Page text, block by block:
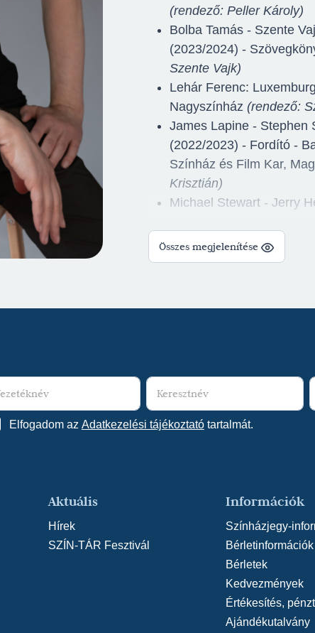
(rendező: Peller Károly)
Bolba Tamás - Szente
(2023/2024) -
Szente Vajk)
Lehár Ferenc:
Nagyszínház (rendező:
James Lapine - Stephen
(2022/2023) - Fordító -
Színház és Film Kar,
Krisztián)
Michael Stewart - Jerry
Társulat (rendező: Sorin
Kálmán Imre - Julius
Nagyszínház(rendező:
William Shakespeare:
Nagyszínház(rendező:
Dohnányi Ernő: Simona
Gregg Opelka: C'est La
Kamaraszínház
Dolly Parton - Patricia
Nyíregyházi Móricz
Peter Stone - Maury
Szabadtéri Játékok
Agatha Christie: ... és
Összes megjelenítése
Elfogadom az Adatkezelési tájékoztató tartalmát.
Aktuális
Hírek
SZÍN-TÁR Fesztivál
Információk
Színházjegy-
Bérletinformációk
Bérletek
Kedvezmények
Értékesítés,
Ajándékutalvány